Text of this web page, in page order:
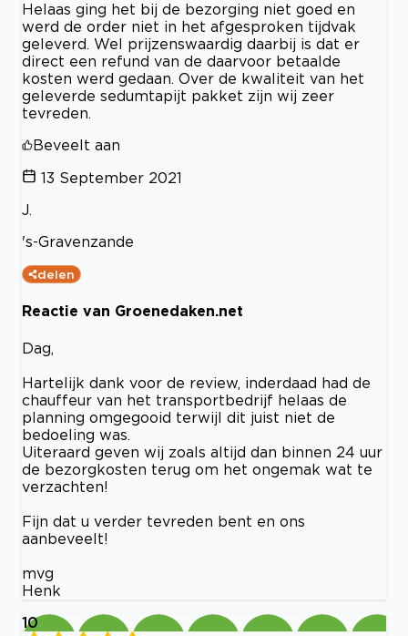
Helaas ging het bij de bezorging niet goed en
werd de order niet in het afgesproken tijdvak
geleverd. Wel prijzenswaardig daarbij is dat er
direct een refund van de daarvoor betaalde
kosten werd gedaan. Over de kwaliteit van het
geleverde sedumtapijt pakket zijn wij zeer
tevreden.
Beveelt aan
13 September 2021
J.
's-Gravenzande
delen
Reactie van Groenedaken.net
Dag,
Hartelijk dank voor de review, inderdaad had de
chauffeur van het transportbedrijf helaas de
planning omgegooid terwijl dit juist niet de
bedoeling was.
Uiteraard geven wij zoals altijd dan binnen 24 uur
de bezorgkosten terug om het ongemak wat te
verzachten!
Fijn dat u verder tevreden bent en ons
aanbeveelt!
mvg
Henk
10